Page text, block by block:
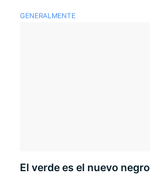
GENERALMENTE
El verde es el nuevo negro